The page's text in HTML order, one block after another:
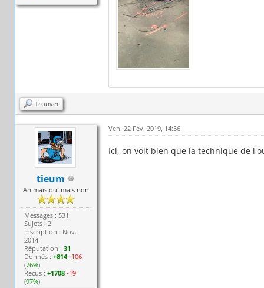
Trouver
tieum
Ah mais oui mais non
Messages : 531
Sujets : 2
Inscription : Nov.
2014
Réputation :31
Donnés :+814 -106
(76%)
Reçus :+1708 -19
(97%)
Ven. 22 Fév. 2019, 14:56
Ici, on voit bien que la technique de